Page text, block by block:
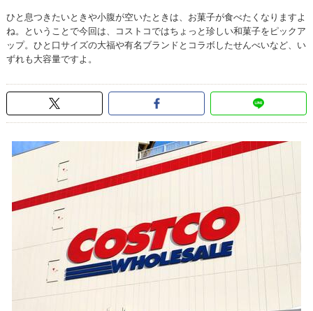
ひと息つきたいときや小腹が空いたときは、お菓子が食べたくなりますよ
ね。ということで今回は、コストコではちょっと珍しい和菓子をピックア
ップ。ひと口サイズの大福や有名ブランドとコラボしたせんべいなど、い
ずれも大容量ですよ。